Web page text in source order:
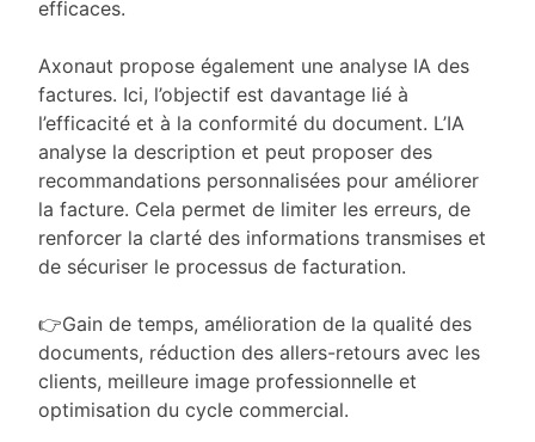
efficaces.
Axonaut propose également une analyse IA des
factures. Ici, l’objectif est davantage lié à
l’efficacité et à la conformité du document. L’IA
analyse la description et peut proposer des
recommandations personnalisées pour améliorer
la facture. Cela permet de limiter les erreurs, de
renforcer la clarté des informations transmises et
de sécuriser le processus de facturation.
👉Gain de temps, amélioration de la qualité des
documents, réduction des allers-retours avec les
clients, meilleure image professionnelle et
optimisation du cycle commercial.